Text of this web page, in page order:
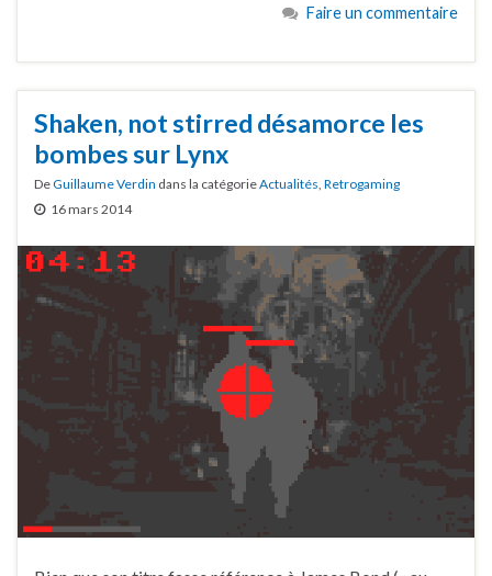
Faire un commentaire
Shaken, not stirred désamorce les
bombes sur Lynx
DeGuillaume Verdin dans la catégorieActualités, Retrogaming
16 mars 2014